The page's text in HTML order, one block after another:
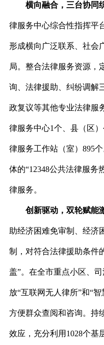
横向融合，三台协同
律服务中心综合性指挥平
形成横向广泛联系、社会
局。整合法律服务资源，
询、法律援助、纠纷调解
政复议等其他专业法律服
律服务中心1个、县（区
律服务工作站（室）895
体的“12348公共法律服务
律服务。
创新驱动，双轮赋能
助经济困难免审制、经济
制，对符合法律援助条件
盖”。在全市重点小区、
放“互联网无人律所”和“
方便群众查阅和咨询。持
效应，充分利用1028个基